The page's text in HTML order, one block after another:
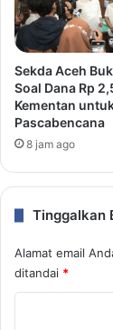
Sekda Aceh
Soal Dana Rp
Kementan
Pascabencana
8 jam ago
Tinggalkan
Alamat email
ditandai *